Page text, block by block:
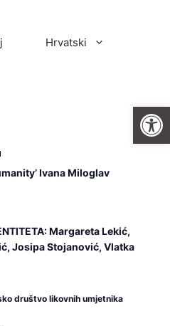
Hrvatski
Ivana Miloglav
Margareta Lekić,
Josipa Stojanović, Vlatka
društvo likovnih umjetnika